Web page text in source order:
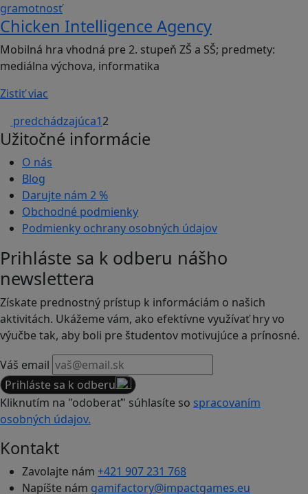
gramotnosť
Chicken Intelligence Agency
Mobilná hra vhodná pre 2. stupeň ZŠ a SŠ; predmety:
mediálna výchova, informatika
Zistiť viac
predchádzajúca12
Užitočné informácie
O nás
Blog
Darujte nám 2 %
Obchodné podmienky
Podmienky ochrany osobných údajov
Prihláste sa k odberu nášho
newslettera
Získate prednostný prístup k informáciám o našich
aktivitách. Ukážeme vám, ako efektívne využívať hry vo
výučbe tak, aby boli pre študentov motivujúce a prínosné.
Váš email
Prihláste sa k odberu
Kliknutím na "odoberať" súhlasíte so spracovaním
osobných údajov.
Kontakt
Zavolajte nám +421 907 231 768
Napíšte nám gamifactory@impactgames.eu